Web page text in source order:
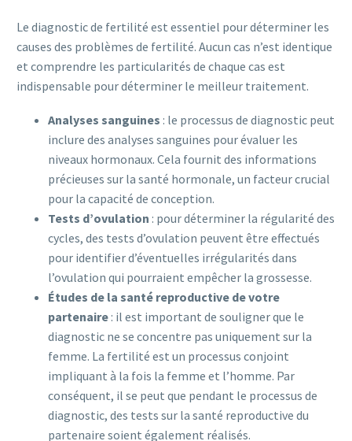
Le diagnostic de fertilité est essentiel pour déterminer les
causes des problèmes de fertilité. Aucun cas n’est identique
et comprendre les particularités de chaque cas est
indispensable pour déterminer le meilleur traitement.
Analyses sanguines : le processus de diagnostic peut
inclure des analyses sanguines pour évaluer les
niveaux hormonaux. Cela fournit des informations
précieuses sur la santé hormonale, un facteur crucial
pour la capacité de conception.
Tests d’ovulation : pour déterminer la régularité des
cycles, des tests d’ovulation peuvent être effectués
pour identifier d’éventuelles irrégularités dans
l’ovulation qui pourraient empêcher la grossesse.
Études de la santé reproductive de votre
partenaire : il est important de souligner que le
diagnostic ne se concentre pas uniquement sur la
femme. La fertilité est un processus conjoint
impliquant à la fois la femme et l’homme. Par
conséquent, il se peut que pendant le processus de
diagnostic, des tests sur la santé reproductive du
partenaire soient également réalisés.